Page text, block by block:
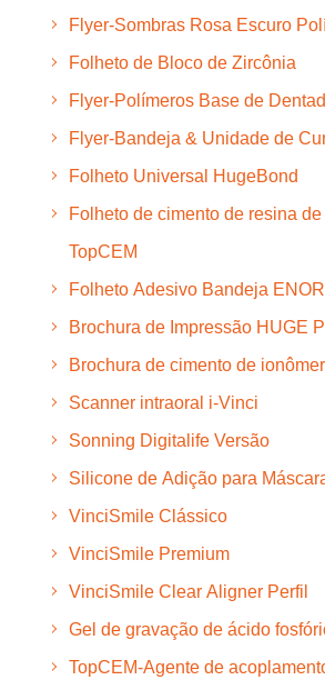
Flyer-Sombras Rosa Escuro
Folheto de Bloco de Zircônia
Flyer-Polímeros Base de
Flyer-Bandeja & Unidade de
Folheto Universal HugeBond
Folheto de cimento de resina
TopCEM
Folheto Adesivo Bandeja
Brochura de Impressão HUGE
Brochura de cimento de
Scanner intraoral i-Vinci
Sonning Digitalife Versão
Silicone de Adição para
VinciSmile Clássico
VinciSmile Premium
VinciSmile Clear Aligner Perfil
Gel de gravação de ácido
TopCEM-Agente de